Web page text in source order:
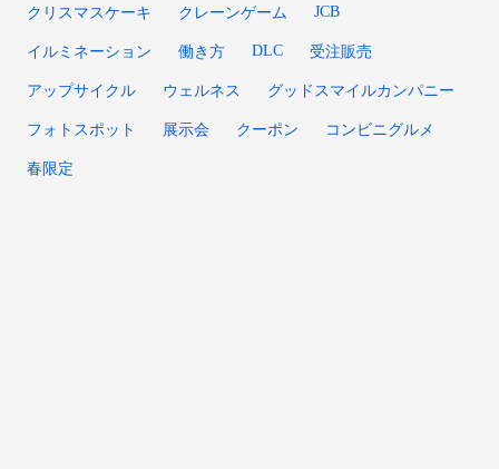
クリスマスケーキ クレーンゲーム JCB
イルミネーション 働き方 DLC 受注販売
アップサイクル ウェルネス グッドスマイルカンパニー
フォトスポット 展示会 クーポン コンビニグルメ
春限定